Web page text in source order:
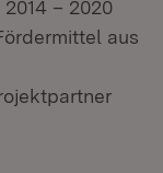
– 2020
aus